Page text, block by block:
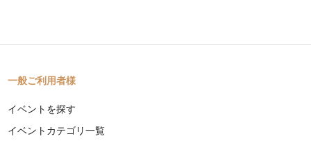
一般ご利用者様
イベントを探す
イベントカテゴリ一覧